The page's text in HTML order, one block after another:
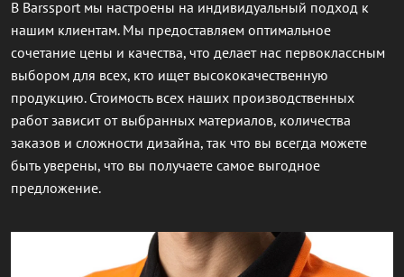
В Barssport мы настроены на индивидуальный подход к
нашим клиентам. Мы предоставляем оптимальное
сочетание цены и качества, что делает нас первоклассным
выбором для всех, кто ищет высококачественную
продукцию. Стоимость всех наших производственных
работ зависит от выбранных материалов, количества
заказов и сложности дизайна, так что вы всегда можете
быть уверены, что вы получаете самое выгодное
предложение.